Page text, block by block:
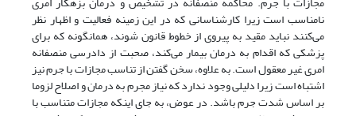
نامناسب است زیرا کارشناسانی که در این زمینه فعالیت و اظهار نظر
می‌کنند نباید مقید به پیروی از خطوط قانون شوند، همانگونه که برای
پزشکی که اقدام به درمان بیمار می‌کند، صحبت از دادرسی منصفانه
امری غیر معقول است. به علاوه، سخن گفتن از تناسب مجازات با جرم نیز
اشتباه است زیرا دلیلی وجود ندارد که نیاز مجرم به درمان و اصلاح لزوما
بر اساس شدت جرم باشد. در عوض، به جای اینکه مجازات متناسب با